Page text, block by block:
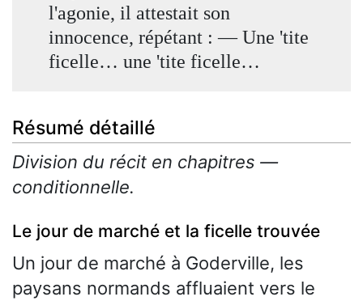
l'agonie, il attestait son
innocence, répétant : — Une 'tite
ficelle… une 'tite ficelle…
Résumé détaillé
Division du récit en chapitres —
conditionnelle.
Le jour de marché et la ficelle trouvée
Un jour de marché à Goderville, les
paysans normands affluaient vers le